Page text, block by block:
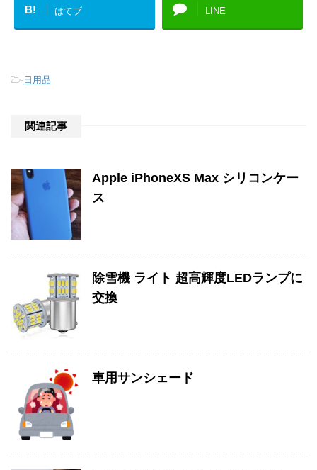
B! はてブ LINE
- 日用品
関連記事
Apple iPhoneXS Max シリコンケー
ス
除雪機 ライト 超高輝度LEDランプに
交換
車用サンシェード